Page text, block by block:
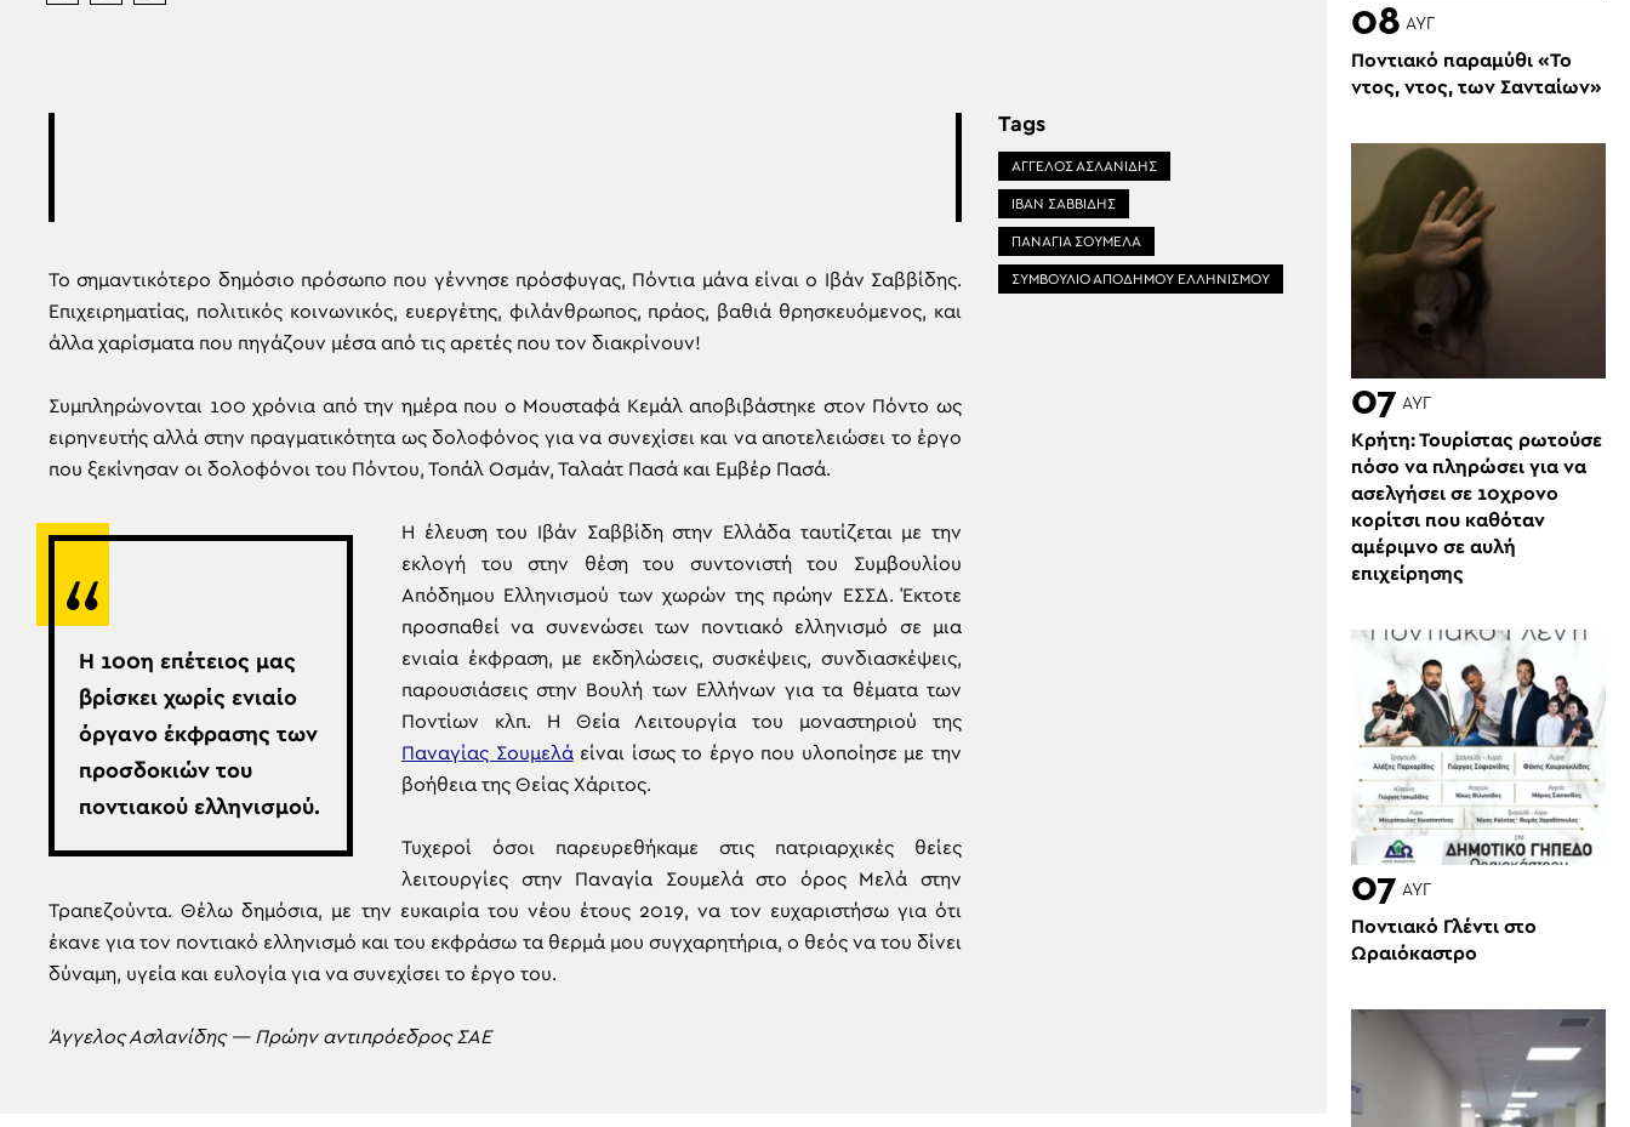
Το σημαντικότερο δημόσιο πρόσωπο που γέννησε πρόσφυγας, Πόντια μάνα είναι ο Ιβάν Σαββίδης.
Επιχειρηματίας, πολιτικός κοινωνικός, ευεργέτης, φιλάνθρωπος, πράος, βαθιά θρησκευόμενος, και
άλλα χαρίσματα που πηγάζουν μέσα από τις αρετές που τον διακρίνουν!
Συμπληρώνονται 100 χρόνια από την ημέρα που ο Μουσταφά Κεμάλ αποβιβάστηκε στον Πόντο ως
ειρηνευτής αλλά στην πραγματικότητα ως δολοφόνος για να συνεχίσει και να αποτελειώσει το έργο
που ξεκίνησαν οι δολοφόνοι του Πόντου, Τοπάλ Οσμάν, Ταλαάτ Πασά και Εμβέρ Πασά.
Η 100η επέτειος μας
βρίσκει χωρίς ενιαίο
όργανο έκφρασης των
προσδοκιών του
ποντιακού ελληνισμού.
Η έλευση του Ιβάν Σαββίδη στην Ελλάδα ταυτίζεται με την
εκλογή του στην θέση του συντονιστή του Συμβουλίου
Απόδημου Ελληνισμού των χωρών της πρώην ΕΣΣΔ. Έκτοτε
προσπαθεί να συνενώσει των ποντιακό ελληνισμό σε μια
ενιαία έκφραση, με εκδηλώσεις, συσκέψεις, συνδιασκέψεις,
παρουσιάσεις στην Βουλή των Ελλήνων για τα θέματα των
Ποντίων κλπ. Η Θεία Λειτουργία του μοναστηριού της
Παναγίας Σουμελά είναι ίσως το έργο που υλοποίησε με την
βοήθεια της Θείας Χάριτος.
Τυχεροί όσοι παρευρεθήκαμε στις πατριαρχικές θείες
λειτουργίες στην Παναγία Σουμελά στο όρος Μελά στην
Τραπεζούντα. Θέλω δημόσια, με την ευκαιρία του νέου έτους 2019, να τον ευχαριστήσω για ότι
έκανε για τον ποντιακό ελληνισμό και του εκφράσω τα θερμά μου συγχαρητήρια, ο θεός να του δίνει
δύναμη, υγεία και ευλογία για να συνεχίσει το έργο του.
Άγγελος Ασλανίδης — Πρώην αντιπρόεδρος ΣΑΕ
Tags
ΑΓΓΕΛΟΣ ΑΣΛΑΝΙΔΗΣ
ΙΒΑΝ ΣΑΒΒΙΔΗΣ
ΠΑΝΑΓΙΑ ΣΟΥΜΕΛΑ
ΣΥΜΒΟΥΛΙΟ ΑΠΟΔΗΜΟΥ ΕΛΛΗΝΙΣΜΟΥ
08 ΑΥΓ
Ποντιακό παραμύθι «Το
ντος, ντος, των Σανταίων»
07 ΑΥΓ
Κρήτη: Τουρίστας ρωτούσε
πόσο να πληρώσει για να
ασελγήσει σε 10χρονο
κορίτσι που καθόταν
αμέριμνο σε αυλή
επιχείρησης
07 ΑΥΓ
Ποντιακό Γλέντι στο
Ωραιόκαστρο